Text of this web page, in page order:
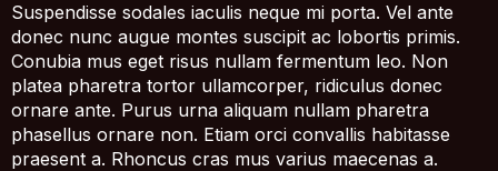
Suspendisse sodales iaculis neque mi porta. Vel ante
donec nunc augue montes suscipit ac lobortis primis.
Conubia mus eget risus nullam fermentum leo. Non
platea pharetra tortor ullamcorper, ridiculus donec
ornare ante. Purus urna aliquam nullam pharetra
phasellus ornare non. Etiam orci convallis habitasse
praesent a. Rhoncus cras mus varius maecenas a.